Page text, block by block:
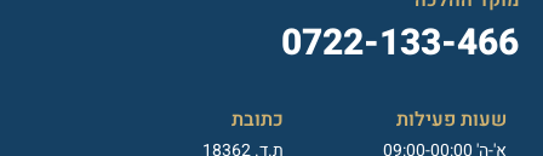
0722-133-466
שעות פעילות כתובת